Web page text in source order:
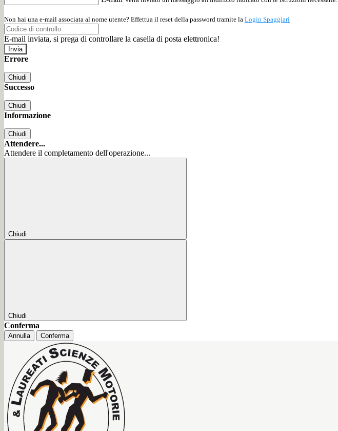
Non hai una e-mail associata al nome utente? Effettua il reset della password tramite la Login Spaggiari
E-mail inviata, si prega di controllare la casella di posta elettronica!
Errore
Chiudi
Successo
Chiudi
Informazione
Chiudi
Attendere...
Attendere il completamento dell'operazione...
Chiudi
Chiudi
Conferma
Annulla Conferma